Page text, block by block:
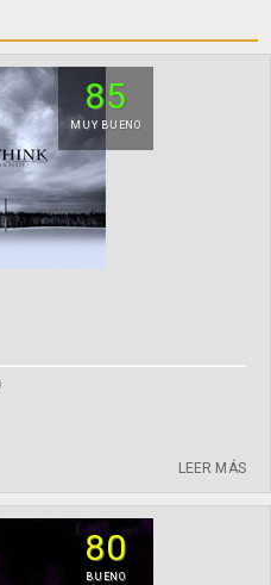
85
MUY BUENO
LEER MÁS
80
BUENO